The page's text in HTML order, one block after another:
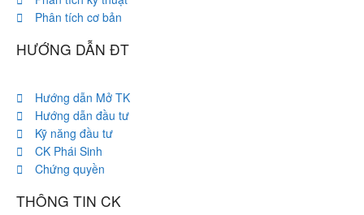
Phân tích cơ bản
HƯỚNG DẪN ĐT
Hướng dẫn Mở TK
Hướng dẫn đầu tư
Kỹ năng đầu tư
CK Phái Sinh
Chứng quyền
THÔNG TIN CK